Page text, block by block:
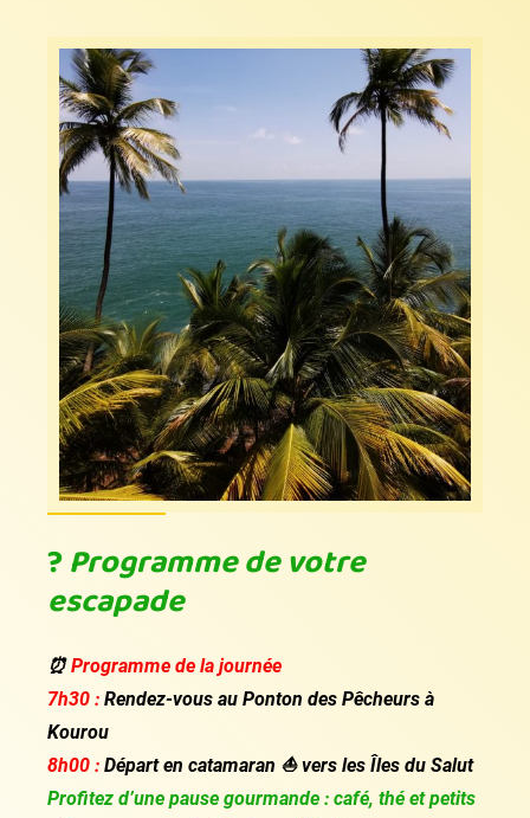
?Programme de votre
escapade
⏰Programme de la journée
7h30 : Rendez-vous au Ponton des Pêcheurs à
Kourou
8h00 : Départ en catamaran ⛵ vers les Îles du Salut
Profitez d’une pause gourmande : café, thé et petits